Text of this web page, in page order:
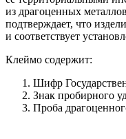
из драгоценных
подтверждает, что
и соответствует
Клеймо содержит:
Шифр
Знак пробирного
Проба